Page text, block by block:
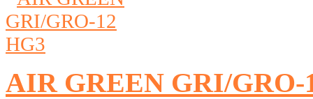
AIR GREEN GRI/GRO-